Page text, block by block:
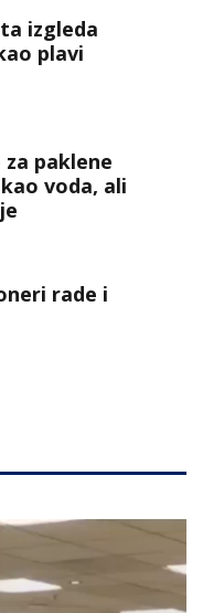
izgleda
plavi
paklene
voda, ali
rade i